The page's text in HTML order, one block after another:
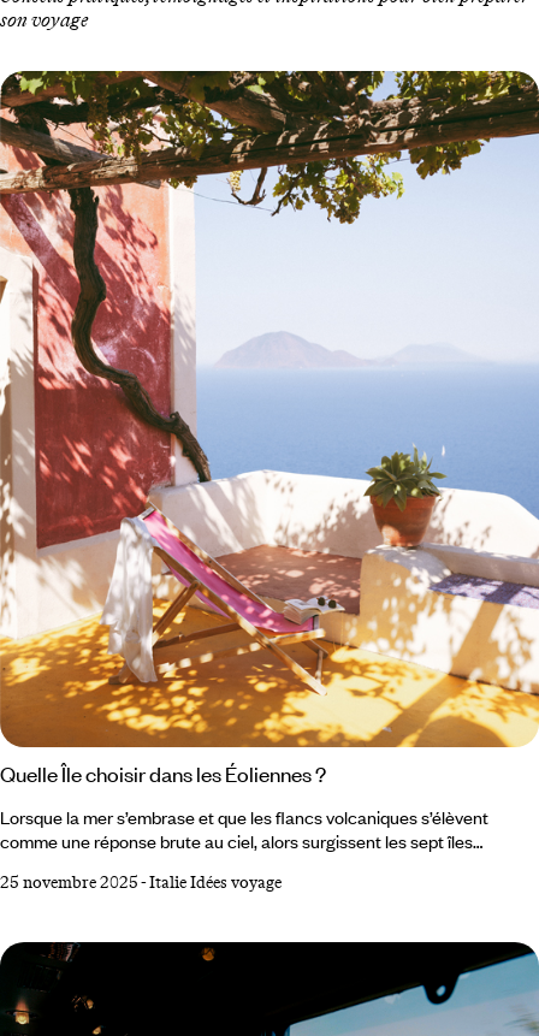
son voyage
Quelle Île choisir dans les Éoliennes ?
Lorsque la mer s’embrase et que les flancs volcaniques s’élèvent
comme une réponse brute au ciel, alors surgissent les sept îles
archipel de feu, de brume et de turquoise, où l’horizon semble respirer.
ancien que soi, un mélange de géologie vivante, de mémoire humaine
et de lenteur méditerranéenne.
25 novembre 2025-Italie Idées voyage